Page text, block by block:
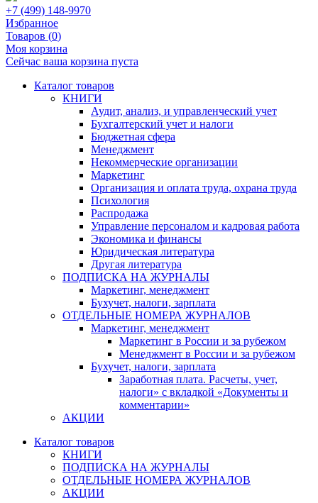
+7 (499) 148-9970
Избранное
Товаров (0)
Моя корзина
Сейчас ваша корзина пуста
Каталог товаров
КНИГИ
Аудит, анализ, и управленческий учет
Бухгалтерский учет и налоги
Бюджетная сфера
Менеджмент
Некоммерческие организации
Маркетинг
Организация и оплата труда, охрана труда
Психология
Распродажа
Управление персоналом и кадровая работа
Экономика и финансы
Юридическая литература
Другая литература
ПОДПИСКА НА ЖУРНАЛЫ
Маркетинг, менеджмент
Бухучет, налоги, зарплата
ОТДЕЛЬНЫЕ НОМЕРА ЖУРНАЛОВ
Маркетинг, менеджмент
Маркетинг в России и за рубежом
Менеджмент в России и за рубежом
Бухучет, налоги, зарплата
Заработная плата. Расчеты, учет,
налоги» с вкладкой «Документы и
комментарии»
АКЦИИ
Каталог товаров
КНИГИ
ПОДПИСКА НА ЖУРНАЛЫ
ОТДЕЛЬНЫЕ НОМЕРА ЖУРНАЛОВ
АКЦИИ